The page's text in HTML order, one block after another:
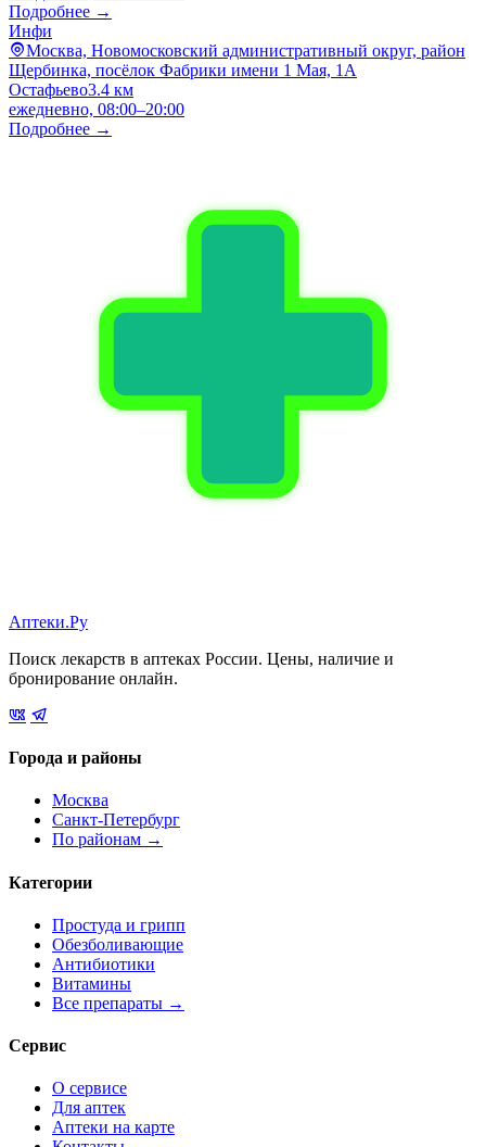
Подробнее →
Инфи
Москва, Новомосковский административный округ, район
Щербинка, посёлок Фабрики имени 1 Мая, 1А
Остафьево3.4 км
ежедневно, 08:00–20:00
Подробнее →
Аптеки.Ру
Поиск лекарств в аптеках России. Цены, наличие и
бронирование онлайн.
Города и районы
Москва
Санкт-Петербург
По районам →
Категории
Простуда и грипп
Обезболивающие
Антибиотики
Витамины
Все препараты →
Сервис
О сервисе
Для аптек
Аптеки на карте